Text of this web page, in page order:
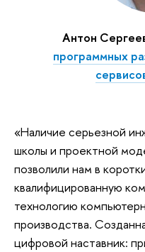
Антон
программных
«Наличие серьезной
школы и проектной
позволили нам в
квалифицированную
технологию
производства.
цифровой наставник: